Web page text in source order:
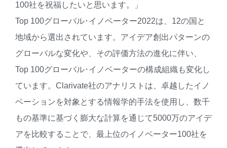
100社を祝福したいと思います。」
Top 100グローバル･イノベーター2022は、12の国と
地域から選出されています。アイデア創出パターンの
グローバルな変化や、その評価方法の進化に伴い、
Top 100グローバル･イノベーターの構成組織も変化し
ています。Clarivate社のアナリストは、卓越したイノ
ベーションを対象とする情報学的手法を使用し、数千
もの基準に基づく膨大な計算を通じて5000万のアイデ
アを比較することで、最上位のイノベーター100社を